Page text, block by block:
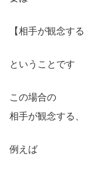
【相手が観念す
ということです
この場合の
相手が観念する
例えば